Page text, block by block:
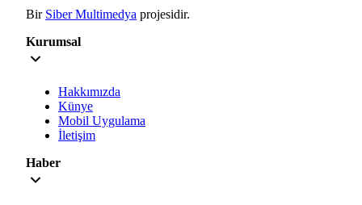
Bir Siber Multimedya projesidir.
Kurumsal
Hakkımızda
Künye
Mobil Uygulama
İletişim
Haber